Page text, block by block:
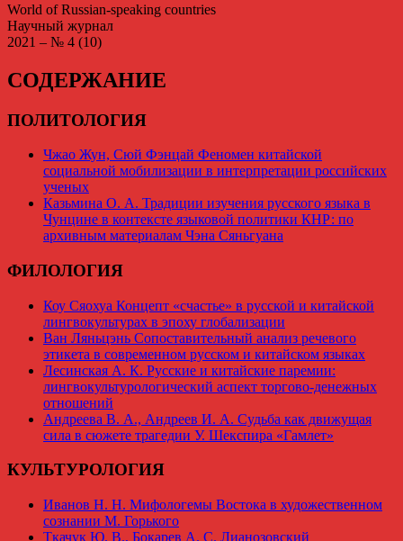
World of Russian-speaking countries
Научный журнал
2021 – № 4 (10)
СОДЕРЖАНИЕ
ПОЛИТОЛОГИЯ
Чжао Жун, Сюй Фэнцай Феномен китайской
социальной мобилизации в интерпретации российских
ученых
Казьмина О. А. Традиции изучения русского языка в
Чунцине в контексте языковой политики КНР: по
архивным материалам Чэна Сяньгуана
ФИЛОЛОГИЯ
Коу Сяохуа Концепт «счастье» в русской и китайской
лингвокультурах в эпоху глобализации
Ван Ляньцэнь Сопоставительный анализ речевого
этикета в современном русском и китайском языках
Лесинская А. К. Русские и китайские паремии:
лингвокультурологический аспект торгово-денежных
отношений
Андреева В. А., Андреев И. А. Судьба как движущая
сила в сюжете трагедии У. Шекспира «Гамлет»
КУЛЬТУРОЛОГИЯ
Иванов Н. Н. Мифологемы Востока в художественном
сознании М. Горького
Ткачук Ю. В., Бокарев А. С. Лианозовский